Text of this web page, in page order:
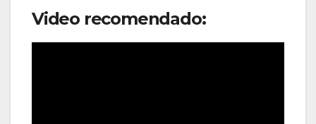
Video recomendado: